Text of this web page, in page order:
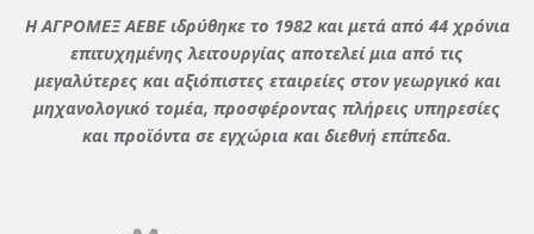
Η ΑΓΡΟΜΕΞ ΑΕΒΕ ιδρύθηκε το 1982 και μετά από 44 χρόνια
επιτυχημένης λειτουργίας αποτελεί μια από τις
μεγαλύτερες και αξιόπιστες εταιρείες στον γεωργικό και
μηχανολογικό τομέα, προσφέροντας πλήρεις υπηρεσίες
και προϊόντα σε εγχώρια και διεθνή επίπεδα.